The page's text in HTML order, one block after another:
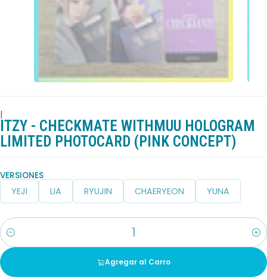
|
ITZY - CHECKMATE WITHMUU HOLOGRAM
LIMITED PHOTOCARD (PINK CONCEPT)
VERSIONES
YEJI LIA RYUJIN CHAERYEON YUNA
Cantidad
Agregar al Carro